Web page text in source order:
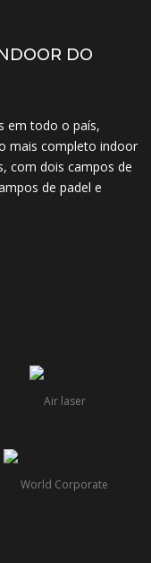
DO
em todo o país,
mais completo indoor
com dois campos de
de padel e